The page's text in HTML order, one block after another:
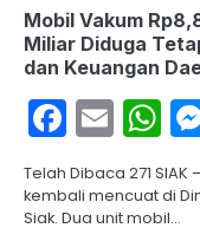
Mobil Vakum
Miliar Diduga
dan Keuangan
Telah Dibaca 271
kembali mencuat di
Siak. Dua unit mobil…